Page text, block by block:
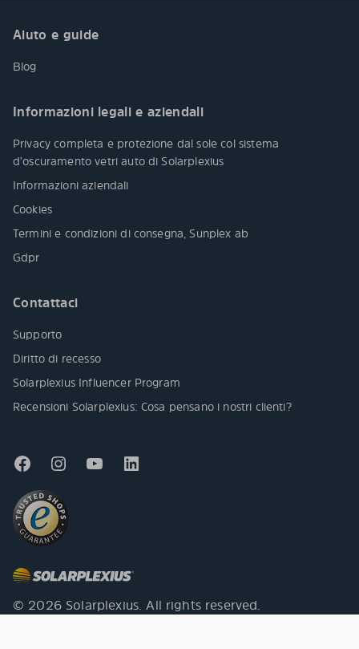
Aiuto e guide
Blog
Informazioni legali e aziendali
Privacy completa e protezione dal sole col sistema
d’oscuramento vetri auto di Solarplexius
Informazioni aziendali
Cookies
Termini e condizioni di consegna, Sunplex ab
Gdpr
Contattaci
Supporto
Diritto di recesso
Solarplexius Influencer Program
Recensioni Solarplexius: Cosa pensano i nostri clienti?
© 2026 Solarplexius. All rights reserved.